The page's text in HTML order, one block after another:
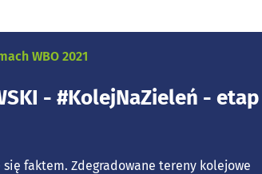
WBO 2021
- #KolejNaZieleń - etap
się faktem. Zdegradowane tereny kolejowe